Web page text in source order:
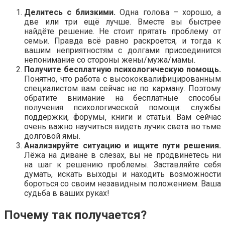
Делитесь с близкими. Одна голова – хорошо, а
две или три ещё лучше. Вместе вы быстрее
найдёте решение. Не стоит прятать проблему от
семьи. Правда всё равно раскроется, и тогда к
вашим неприятностям с долгами присоединится
непонимание со стороны жены/мужа/мамы.
Получите бесплатную психологическую помощь.
Понятно, что работа с высококвалифицированным
специалистом вам сейчас не по карману. Поэтому
обратите внимание на бесплатные способы
получения психологической помощи: службы
поддержки, форумы, книги и статьи. Вам сейчас
очень важно научиться видеть лучик света во тьме
долговой ямы.
Анализируйте ситуацию и ищите пути решения.
Лёжа на диване в слезах, вы не продвинетесь ни
на шаг к решению проблемы. Заставляйте себя
думать, искать выходы и находить возможности
бороться со своим незавидным положением. Ваша
судьба в ваших руках!
Почему так получается?